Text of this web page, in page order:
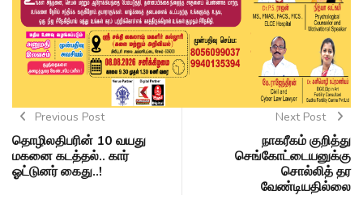
Previous Post
தொழிலதிபரின் 10 வயது
மகனை கடத்தல்.. கார்
ஓட்டுனர் கைது..!
Next Post
நாகரீகம் குறித்து
செங்கோட்டையனுக்கு
சொல்லித் தர
வேண்டியதில்லை